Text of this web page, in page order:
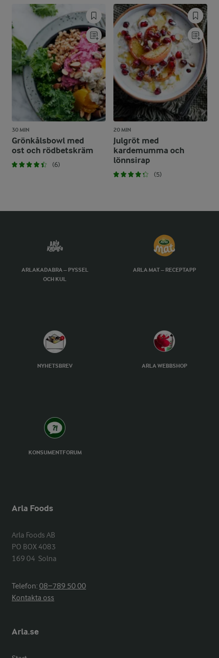
30 MIN
Grönkålsbowl med
ost och rödbetskräm
(6)
20 MIN
Julgröt med
kardemumma och
lönnsirap
(5)
ARLAKADABRA – PYSSEL
OCH KUL
ARLA MAT – RECEPTAPP
NYHETSBREV ARLA WEBBSHOP
KONSUMENTFORUM
Arla Foods
Arla Foods AB
PO BOX 4083
169 04  Solna
Telefon:08−789 50 00
Kontakta oss
Arla.se